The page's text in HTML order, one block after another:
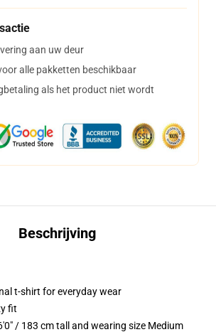
aan uw deur
alle pakketten beschikbaar
als het product niet wordt
Beschrijving
t-shirt for everyday wear
fit
/ 183 cm tall and wearing size Medium